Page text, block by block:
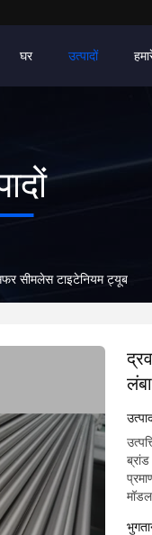
घर उत्पादों
सीमलेस टाइटेनियम ट्यूब